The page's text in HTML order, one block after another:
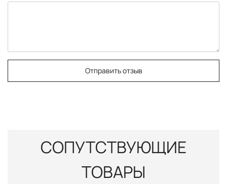
Отправить отзыв
СОПУТСТВУЮЩИЕ
ТОВАРЫ